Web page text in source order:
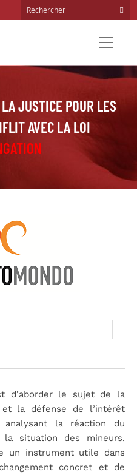
JUSTICE POUR LES
AVEC LA LOI
d’aborder le sujet de la
la défense de l’intérêt
la réaction du
situation des mineurs.
un instrument utile dans
concret et de